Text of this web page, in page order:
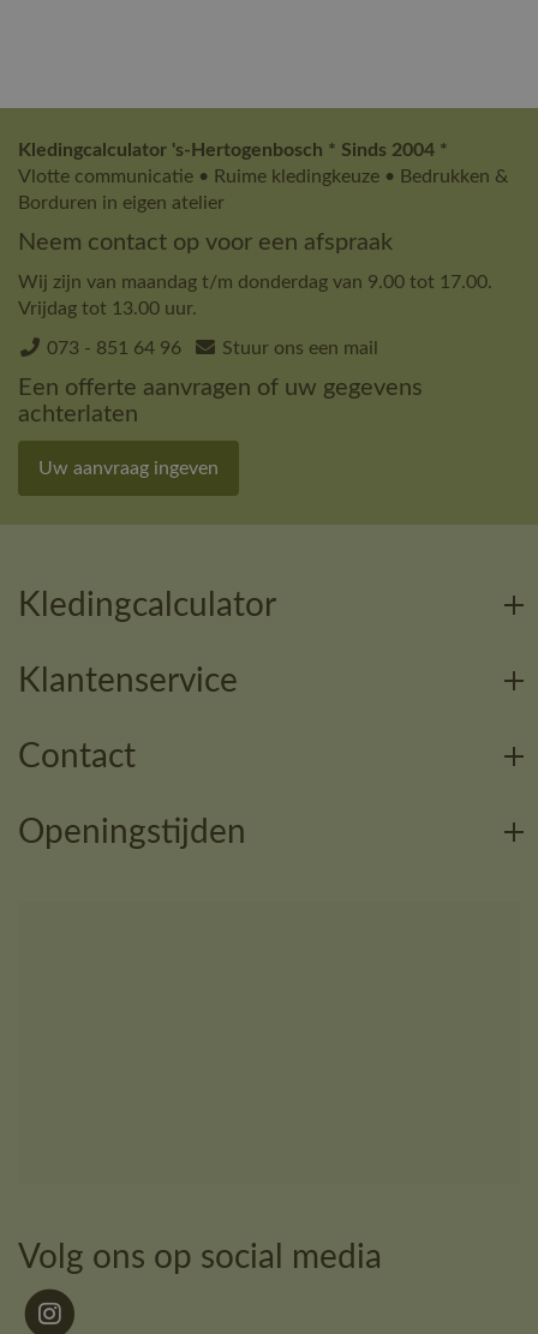
Kledingcalculator 's-Hertogenbosch * Sinds 2004 *
Vlotte communicatie • Ruime kledingkeuze • Bedrukken &
Borduren in eigen atelier
Neem contact op voor een afspraak
Wij zijn van maandag t/m donderdag van 9.00 tot 17.00.
Vrijdag tot 13.00 uur.
073 - 851 64 96 Stuur ons een mail
Een offerte aanvragen of uw gegevens
achterlaten
Uw aanvraag ingeven
Kledingcalculator
Klantenservice
Contact
Openingstijden
Volg ons op social media